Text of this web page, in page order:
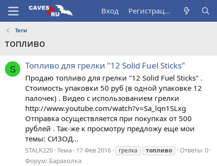
Вход Регистрация
Теги
топливо
S Топливо для грелки "12 Solid Fuel Sticks"
Продаю топливо для грелки "12 Solid Fuel Sticks" .
Стоимость упаковки 50 руб (в одной упаковке 12
палочек) . Видео с использованием грелки
http://www.youtube.com/watch?v=Sa_lqn1SLxg
Отправка осуществляется при покупках от 500
рублей . Так-же к просмотру предложу еще мои
темы: СИЗОД...
STALK220 Тема 17 Фев 2016 грелка топливо
Ответы: 0
Форум: Барахолка